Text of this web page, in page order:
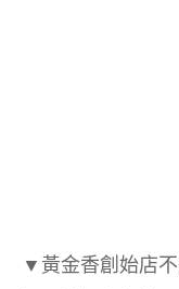
▼ 黃金香創始店